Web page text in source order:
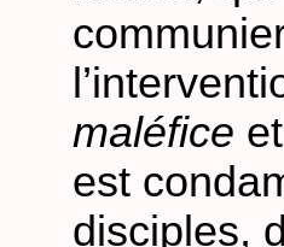
maléfice
est
disciples,